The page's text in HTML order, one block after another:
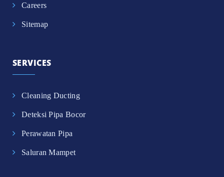
Careers
Sitemap
SERVICES
Cleaning Ducting
Deteksi Pipa Bocor
Perawatan Pipa
Saluran Mampet